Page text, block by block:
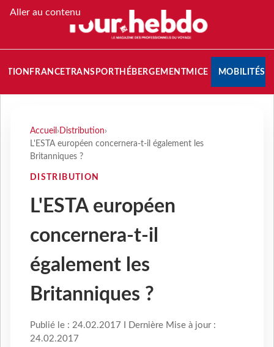
Aller au contenu
FRANCETRANSPORT HÉBERGEMENTMICE MOBILITÉS
Accueil › Distribution›
L'ESTA européen concernera-t-il également les
Britanniques ?
DISTRIBUTION
L'ESTA européen
concernera-t-il
également les
Britanniques ?
Publié le : 24.02.2017 I Dernière Mise à jour :
24.02.2017